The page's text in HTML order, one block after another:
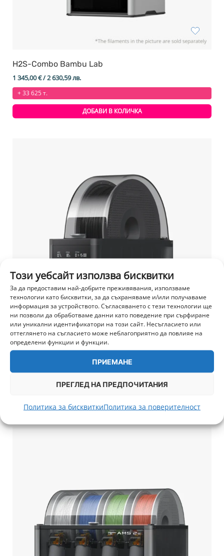
Този уебсайт използва бисквитки
За да предоставим най-добрите преживявания, използваме
технологии като бисквитки, за да съхраняваме и/или получаваме
информация за устройството. Съгласяването с тези технологии ще
ни позволи да обработваме данни като поведение при сърфиране
или уникални идентификатори на този сайт. Несъгласието или
оттеглянето на съгласието може неблагоприятно да повлияе на
определени функции и функции.
ПРИЕМАНЕ
ПРЕГЛЕД НА ПРЕДПОЧИТАНИЯ
Политика за бисквиткиПолитика за поверителност
H2S-Combo Bambu Lab
1 345,00€/ 2 630,59 лв.
+ 33 625 т.
ДОБАВИ В КОЛИЧКА
AMS HT – Bambu Lab